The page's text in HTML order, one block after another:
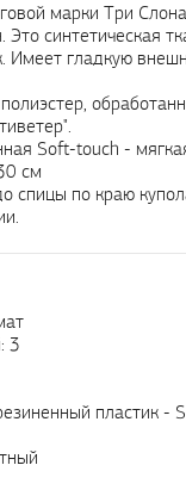
марки Три
синтетическая
Имеет гладкую
Soft-touch -
см
спицы по краю
3
пластик -